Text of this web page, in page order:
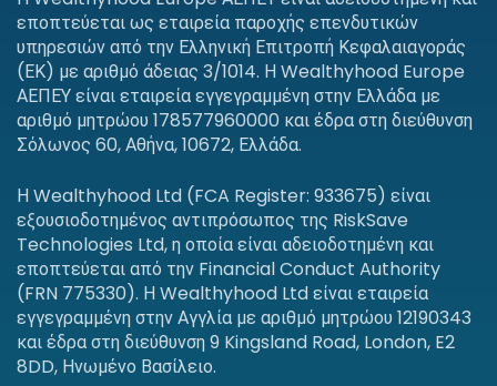
εποπτεύεται ως εταιρεία παροχής επενδυτικών
υπηρεσιών από την Ελληνική Επιτροπή Κεφαλαιαγοράς
(ΕΚ) με αριθμό άδειας 3/1014. Η Wealthyhood Europe
ΑΕΠΕΥ είναι εταιρεία εγγεγραμμένη στην Ελλάδα με
αριθμό μητρώου 178577960000 και έδρα στη διεύθυνση
Σόλωνος 60, Αθήνα, 10672, Ελλάδα.
Η Wealthyhood Ltd (FCA Register: 933675) είναι
εξουσιοδοτημένος αντιπρόσωπος της RiskSave
Technologies Ltd, η οποία είναι αδειοδοτημένη και
εποπτεύεται από την Financial Conduct Authority
(FRN 775330). Η Wealthyhood Ltd είναι εταιρεία
εγγεγραμμένη στην Αγγλία με αριθμό μητρώου 12190343
και έδρα στη διεύθυνση 9 Kingsland Road, London, E2
8DD, Ηνωμένο Βασίλειο.